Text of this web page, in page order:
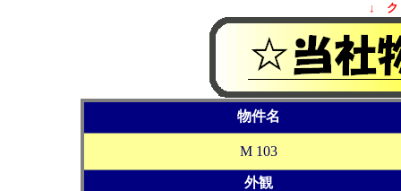
↓ ク
物件名
M 103
外観